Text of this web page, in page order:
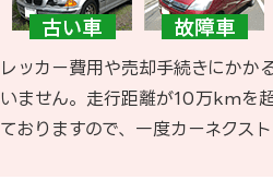
レッカー費用や売却手続きにかか
いません。走行距離が10万kmを
ておりますので、一度カーネクス